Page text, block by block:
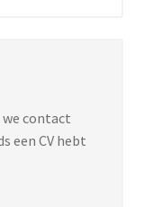
we contact
een CV hebt